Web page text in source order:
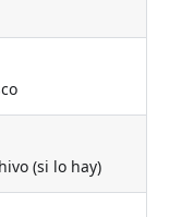
(si lo hay)